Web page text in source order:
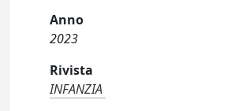
Anno
2023
Rivista
INFANZIA